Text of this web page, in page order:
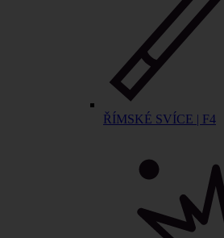
ŘÍMSKÉ SVÍCE | F4